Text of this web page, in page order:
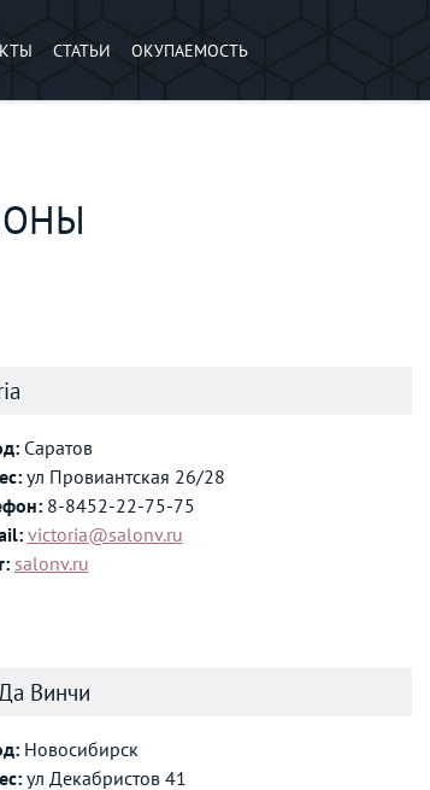
СТАТЬИ ОКУПАЕМОСТЬ
Саратов
ул Провиантская 26/28
8-8452-22-75-75
victoria@salonv.ru
salonv.ru
Винчи
Новосибирск
ул Декабристов 41